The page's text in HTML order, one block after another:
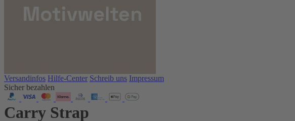
Versandinfos Hilfe-Center Schreib uns Impressum
Sicher bezahlen
Carry Strap